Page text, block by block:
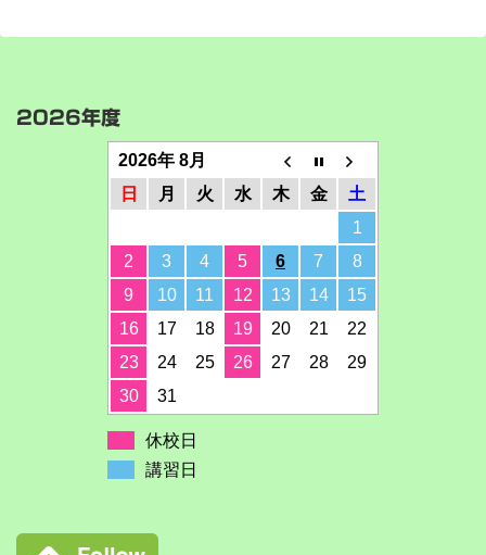
2026年度
2026年 8月
日
月 火 水 木 金
土
1
2
3 4 5 6 7
8
9
10 11 12 13 14
15
16
17 18 19 20 21
22
23
24 25 26 27 28
29
30
31
休校日
講習日